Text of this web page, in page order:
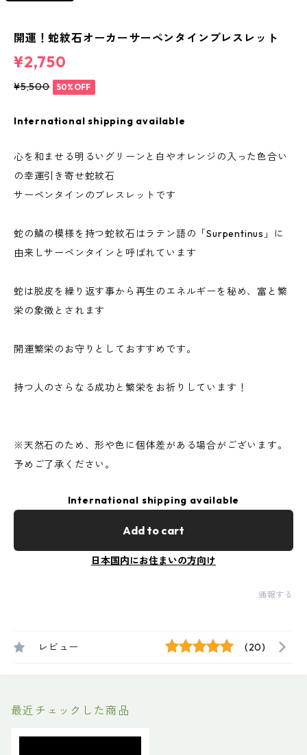
開運！蛇紋石オーカーサーペンタインブレスレット
¥2,750
¥5,500 50%OFF
International shipping available
心を和ませる明るいグリーンと白やオレンジの入った色合い
の幸運引き寄せ蛇紋石
サーペンタインのブレスレットです
蛇の鱗の模様を持つ蛇紋石はラテン語の「Surpentinus」に
由来しサーペンタインと呼ばれています
蛇は脱皮を繰り返す事から再生のエネルギーを秘め、富と繁
栄の象徴とされます
開運繁栄のお守りとしておすすめです。
持つ人のさらなる成功と繁栄をお祈りしています！
※天然石のため、形や色に個体差がある場合がございます。
予めご了承ください。
International shipping available
Add to cart
日本国内にお住まいの方向け
通報する
レビュー (20)
最近チェックした商品